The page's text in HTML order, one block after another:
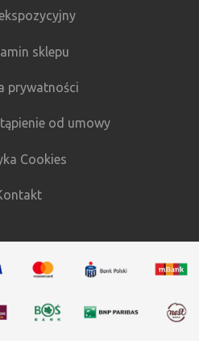
sklepu
prywatności
od umowy
Cookies